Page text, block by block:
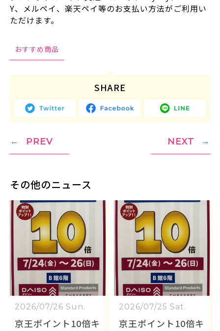
Y、メルペイ、楽天ペイ等のお支払い方法がご利用い
ただけます。
おすすめ商品
SHARE
PREV NEXT
その他のニュース
2026/07/26 Sun.
京王ポイント10倍キ
2026/07/25 Sat.
京王ポイント10倍キ